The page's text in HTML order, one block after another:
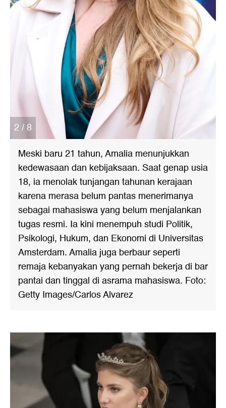
2 / 8
Meski baru 21 tahun, Amalia menunjukkan
kedewasaan dan kebijaksaan. Saat genap usia
18, ia menolak tunjangan tahunan kerajaan
karena merasa belum pantas menerimanya
sebagai mahasiswa yang belum menjalankan
tugas resmi. Ia kini menempuh studi Politik,
Psikologi, Hukum, dan Ekonomi di Universitas
Amsterdam. Amalia juga berbaur seperti
remaja kebanyakan yang pernah bekerja di bar
pantai dan tinggal di asrama mahasiswa. Foto:
Getty Images/Carlos Alvarez